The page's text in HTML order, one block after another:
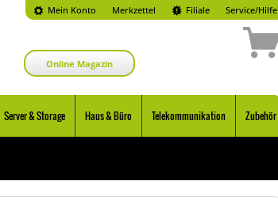
Mein Konto Merkzettel Filiale Service/Hilfe
Online Magazin
Server & Storage Haus & Büro Telekommunikation Zubehör